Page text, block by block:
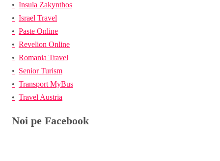
Insula Zakynthos
Israel Travel
Paste Online
Revelion Online
Romania Travel
Senior Turism
Transport MyBus
Travel Austria
Noi pe Facebook